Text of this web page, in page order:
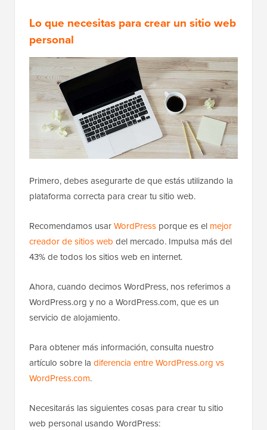
Lo que necesitas para crear un sitio web
personal
Primero, debes asegurarte de que estás utilizando la
plataforma correcta para crear tu sitio web.
Recomendamos usarWordPress porque es el mejor
creador de sitios web del mercado. Impulsa más del
43% de todos los sitios web en internet.
Ahora, cuando decimos WordPress, nos referimos a
WordPress.org y no a WordPress.com, que es un
servicio de alojamiento.
Para obtener más información, consulta nuestro
artículo sobre la diferencia entre WordPress.org vs
WordPress.com.
Necesitarás las siguientes cosas para crear tu sitio
web personal usando WordPress: